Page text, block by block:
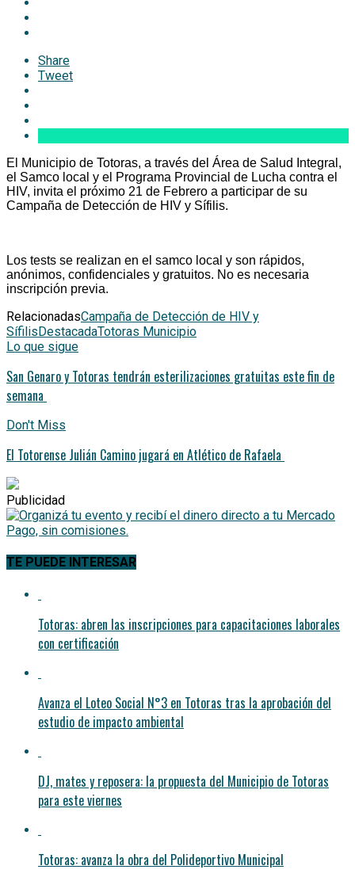
Share
Tweet
El Municipio de Totoras, a través del Área de Salud Integral,
el Samco local y el Programa Provincial de Lucha contra el
HIV, invita el próximo 21 de Febrero a participar de su
Campaña de Detección de HIV y Sífilis.
Los tests se realizan en el samco local y son rápidos,
anónimos, confidenciales y gratuitos. No es necesaria
inscripción previa.
RelacionadasCampaña de Detección de HIV y
SífilisDestacadaTotoras Municipio
Lo que sigue
San Genaro y Totoras tendrán esterilizaciones gratuitas este fin de
semana
Don't Miss
El Totorense Julián Camino jugará en Atlético de Rafaela
Publicidad
TE PUEDE INTERESAR
Totoras: abren las inscripciones para capacitaciones laborales
con certificación
Avanza el Loteo Social N°3 en Totoras tras la aprobación del
estudio de impacto ambiental
DJ, mates y reposera: la propuesta del Municipio de Totoras
para este viernes
Totoras: avanza la obra del Polideportivo Municipal